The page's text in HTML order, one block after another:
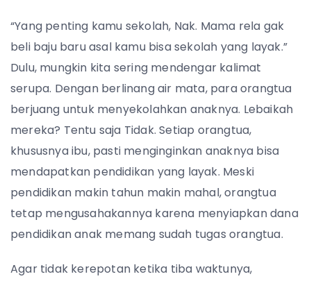
“Yang penting kamu sekolah, Nak. Mama rela gak
beli baju baru asal kamu bisa sekolah yang layak.”
Dulu, mungkin kita sering mendengar kalimat
serupa. Dengan berlinang air mata, para orangtua
berjuang untuk menyekolahkan anaknya. Lebaikah
mereka? Tentu saja Tidak. Setiap orangtua,
khususnya ibu, pasti menginginkan anaknya bisa
mendapatkan pendidikan yang layak. Meski
pendidikan makin tahun makin mahal, orangtua
tetap mengusahakannya karena menyiapkan dana
pendidikan anak memang sudah tugas orangtua.
Agar tidak kerepotan ketika tiba waktunya,